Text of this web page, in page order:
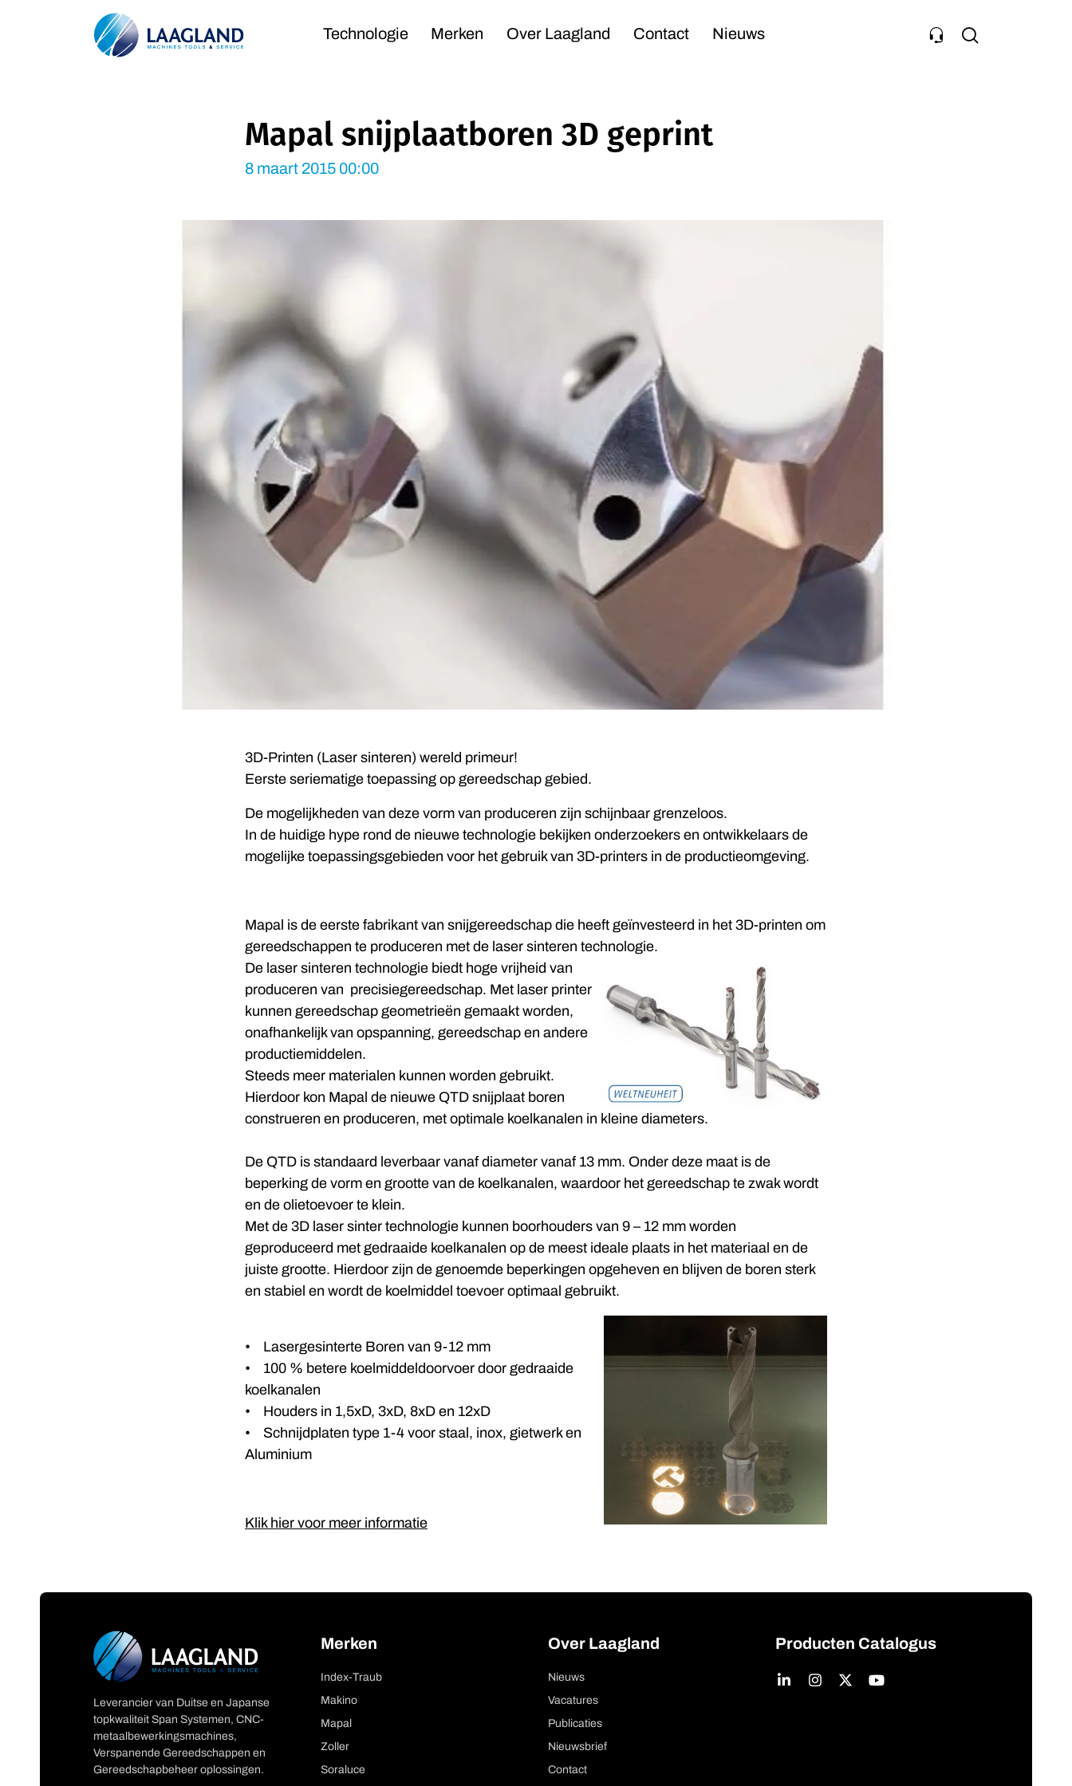
Navigation
Technologie Merken Over Laagland Contact Nieuws
Mapal snijplaatboren 3D geprint
8 maart 2015 00:00
3D-Printen (Laser sinteren) wereld primeur!
Eerste seriematige toepassing op gereedschap gebied.
De mogelijkheden van deze vorm van produceren zijn schijnbaar grenzeloos.
In de huidige hype rond de nieuwe technologie bekijken onderzoekers en ontwikkelaars de
mogelijke toepassingsgebieden voor het gebruik van 3D-printers in de productieomgeving.
Mapal is de eerste fabrikant van snijgereedschap die heeft geïnvesteerd in het 3D-printen om
gereedschappen te produceren met de laser sinteren technologie.
De laser sinteren technologie biedt hoge vrijheid van
produceren van precisiegereedschap. Met laser printer
kunnen gereedschap geometrieën gemaakt worden,
onafhankelijk van opspanning, gereedschap en andere
productiemiddelen.
Steeds meer materialen kunnen worden gebruikt.
Hierdoor kon Mapal de nieuwe QTD snijplaat boren
construeren en produceren, met optimale koelkanalen in kleine diameters.
De QTD is standaard leverbaar vanaf diameter vanaf 13 mm. Onder deze maat is de
beperking de vorm en grootte van de koelkanalen, waardoor het gereedschap te zwak wordt
en de olietoevoer te klein.
Met de 3D laser sinter technologie kunnen boorhouders van 9 – 12 mm worden
geproduceerd met gedraaide koelkanalen op de meest ideale plaats in het materiaal en de
juiste grootte. Hierdoor zijn de genoemde beperkingen opgeheven en blijven de boren sterk
en stabiel en wordt de koelmiddel toevoer optimaal gebruikt.
• Lasergesinterte Boren van 9-12 mm
• 100 % betere koelmiddeldoorvoer door gedraaide
koelkanalen
• Houders in 1,5xD, 3xD, 8xD en 12xD
• Schnijdplaten type 1-4 voor staal, inox, gietwerk en
Aluminium
Klik hier voor meer informatie
Leverancier van Duitse en Japanse
topkwaliteit Span Systemen, CNC-
metaalbewerkingsmachines,
Verspanende Gereedschappen en
Gereedschapbeheer oplossingen.
Merken
Index-Traub
Makino
Mapal
Zoller
Soraluce
Over Laagland
Nieuws
Vacatures
Publicaties
Nieuwsbrief
Contact
Producten Catalogus